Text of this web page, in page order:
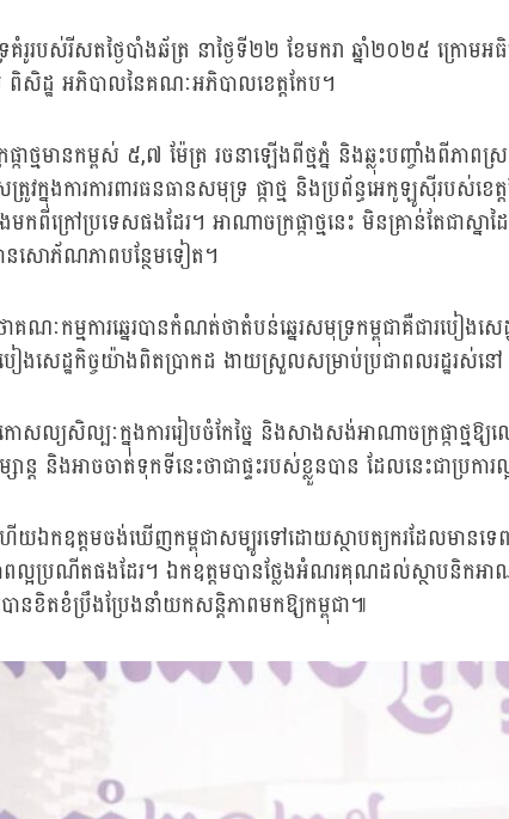
គំរូរបស់រីសតថ្ងៃបាំងឆ័ត្រ នាថ្ងៃទី២២ ខែមករា ឆ្នាំ២០២៥ ក្រោ
ដ្ឋ អភិបាលនៃគណៈអភិបាលខេត្តកែប។
មានកម្ពស់ ៥,៧ ម៉ែត្រ រចនាឡើងពីថ្មភ្នំ និងឆ្លុះបញ្ចាំងពីភាពស្រ
វក្នុងការការពារធនធានសមុទ្រ ផ្កាថ្ម និងប្រព័ន្ធអេកូឡូស៊ីរ
ក្រៅប្រទេសផងដែរ។ អាណាចក្រផ្កាថ្មនេះ មិនគ្រាន់តែជាស្នា
ានសោភ័ណភាពបន្ថែមទៀត។
មការឆ្នេរបានកំណត់ថាតំបន់ឆ្នេរសមុទ្រកម្ពុជាគឺជារបៀងសេដ្ឋ
ងសេដ្ឋកិច្ចយ៉ាងពិតប្រាកដ ងាយស្រួលសម្រាប់ប្រជាពលរដ្ឋរស់នៅ
សល្យសិល្បៈក្នុងការរៀបចំកែច្នៃ និងសាងសង់អាណាចក្រផ្កាថ្មឱ្
និងអាចចាត់ទុកទីនេះថាជាផ្ទះរបស់ខ្លួនបាន ដែលនេះជាប្រការ
ត្តមចង់ឃើញកម្ពុជាសម្បូរទៅដោយស្ថាបត្យករដែលមានទេពក
ប្រណីតផងដែរ។ ឯកឧត្តមបានថ្លែងអំណរគុណដល់ស្ថាបនិកអាណា
នខិតខំប្រឹងប្រែងនាំយកសន្តិភាពមកឱ្យកម្ពុជា៕